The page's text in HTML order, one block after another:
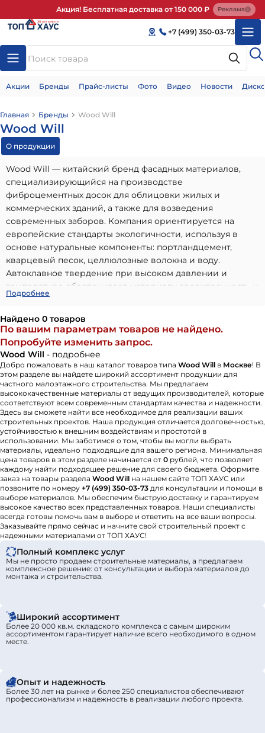
Акция! Бесплатная доставка от 150 000 ₽ Реклама
+7 (499) 350-03-73
Акции Бренды Прайс-листы Фото Видео Новости
Главная Бренды Wood Will
Wood Will
О продукции
Wood Will — китайский бренд фасадных материалов,
специализирующийся на производстве
фиброцементных досок для облицовки жилых и
коммерческих зданий, а также для возведения
современных заборов. Компания ориентируется на
европейские стандарты экологичности, используя в
основе натуральные компоненты: портландцемент,
кварцевый песок, целлюлозные волокна и воду.
Автоклавное твердение при высоком давлении и
температуре обеспечивает материалу сверхпрочность и
длительный срок службы.
(класс НГ), высокой морозостойкостью и устойчивостью
к биологическим повреждениям. В ассортименте
представлены две основные системы монтажа —
классическая «внахлест» и скрытая «шип-паз», что
позволяет реализовывать различные архитектурные
решения. Фиброцементные доски сохраняют геометрию
и внешний вид в любых климатических условиях.
Wood Will предлагает надёжные и эстетичные фасадные
решения, сочетающие современные технологии с
природной эстетикой и рассчитанные на десятилетия
эксплуатации.
Подробнее
Найдено 0 товаров
По вашим параметрам товаров не найдено.
Попробуйте изменить запрос.
Wood Will - подробнее
Добро пожаловать в наш каталог товаров типа Wood Will в Москве! В
этом разделе вы найдете широкий ассортимент продукции для
частного малоэтажного строительства. Мы предлагаем
высококачественные материалы от ведущих производителей, которые
соответствуют всем современным стандартам качества и надежности.
Здесь вы сможете найти все необходимое для реализации ваших
строительных проектов. Наша продукция отличается долговечностью,
устойчивостью к внешним воздействиям и простотой в
использовании. Мы заботимся о том, чтобы вы могли выбрать
материалы, идеально подходящие для вашего региона. Минимальная
цена товаров в этом разделе начинается от 0 рублей, что позволяет
каждому найти подходящее решение для своего бюджета. Оформите
заказ на товары раздела Wood Will на нашем сайте ТОП ХАУС или
позвоните по номеру +7 (499) 350-03-73 для консультации и помощи в
выборе материалов. Мы обеспечим быструю доставку и гарантируем
высокое качество всех представленных товаров. Наши специалисты
всегда готовы помочь вам в выборе и ответить на все ваши вопросы.
Заказывайте прямо сейчас и начните свой строительный проект с
надежными материалами от ТОП ХАУС!
Полный комплекс услуг
Мы не просто продаем строительные материалы, а предлагаем
комплексное решение: от консультации и выбора материалов до
монтажа и строительства.
Широкий ассортимент
Более 20 000 кв.м. складского комплекса с самым широким
ассортиментом гарантирует наличие всего необходимого в одном
месте.
Опыт и надежность
Более 30 лет на рынке и более 250 специалистов обеспечивают
профессионализм и надежность в реализации любого проекта.